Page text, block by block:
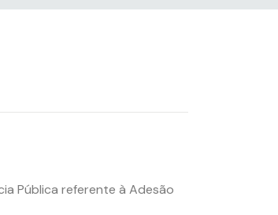
Pública referente à Adesão